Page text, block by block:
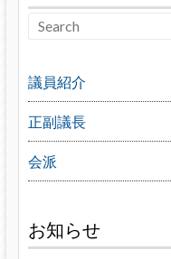
議員紹介
正副議長
会派
お知らせ